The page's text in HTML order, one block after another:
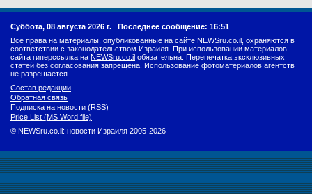
Суббота, 08 августа 2026 г. Последнее сообщение: 16:51
Все права на материалы, опубликованные на сайте NEWSru.co.il, охраняются в
соответствии с законодательством Израиля. При использовании материалов
сайта гиперссылка на NEWSru.co.il обязательна. Перепечатка эксклюзивных
статей без согласования запрещена. Использование фотоматериалов агентств
не разрешается.
Состав редакции
Обратная связь
Подписка на новости (RSS)
Price List (MS Word file)
© NEWSru.co.il: новости Израиля 2005-2026